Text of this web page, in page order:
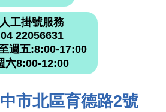
人工掛號服務
04 22056631
週五:8:00-17:00
六8:00-12:00
市北區育德路2號